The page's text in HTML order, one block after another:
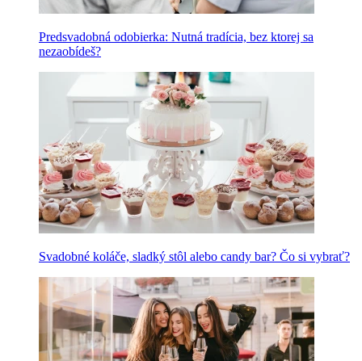
Predsvadobná odobierka: Nutná tradícia, bez ktorej sa
nezaobídeš?
Svadobné koláče, sladký stôl alebo candy bar? Čo si vybrať?